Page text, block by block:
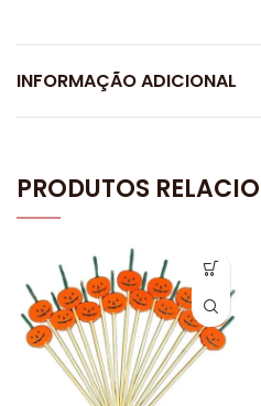
INFORMAÇÃO ADICIONAL
PRODUTOS